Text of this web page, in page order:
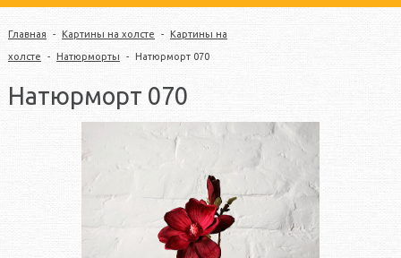
Главная - Картины на холсте - Картины на
холсте - Натюрморты - Натюрморт 070
Натюрморт 070